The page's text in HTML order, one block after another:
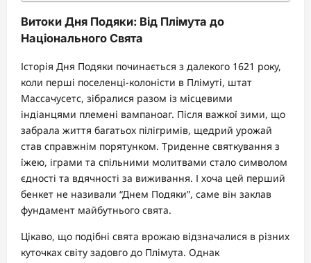
Витоки Дня Подяки: Від Плімута до
Національного Свята
Історія Дня Подяки починається з далекого 1621 року,
коли перші поселенці-колоністи в Плімуті, штат
Массачусетс, зібралися разом із місцевими
індіанцями племені вампаноаг. Після важкої зими, що
забрала життя багатьох пілігримів, щедрий урожай
став справжнім порятунком. Триденне святкування з
їжею, іграми та спільними молитвами стало символом
єдності та вдячності за виживання. І хоча цей перший
бенкет не називали “Днем Подяки”, саме він заклав
фундамент майбутнього свята.
Цікаво, що подібні свята врожаю відзначалися в різних
куточках світу задовго до Плімута. Однак